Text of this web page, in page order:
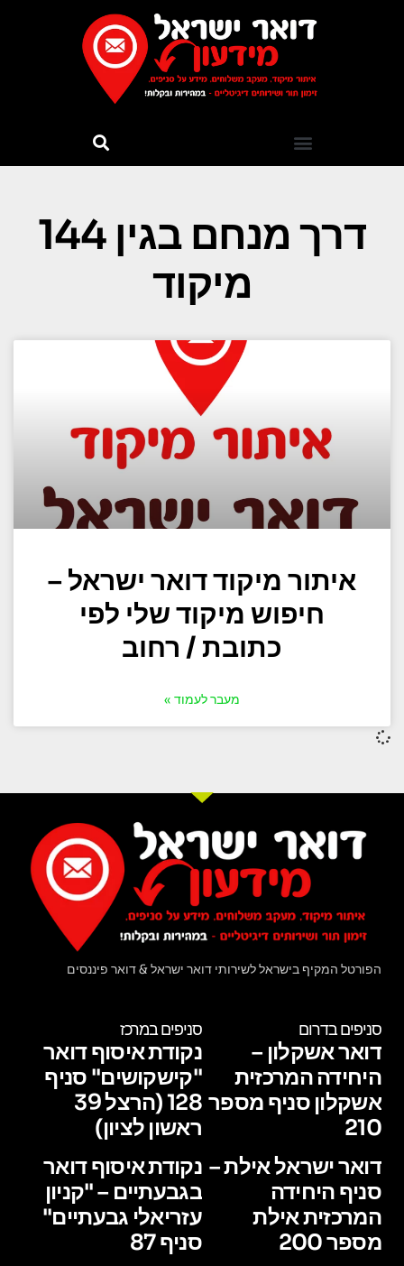
דרך מנחם בגין 144
מיקוד
איתור מיקוד דואר ישראל –
חיפוש מיקוד שלי לפי
כתובת / רחוב
מעבר לעמוד »
הפורטל המקיף בישראל לשירותי דואר ישראל & דואר פיננסים
סניפים בדרום
דואר אשקלון –
היחידה המרכזית
אשקלון סניף מספר
210
דואר ישראל אילת –
סניף היחידה
המרכזית אילת
מספר 200
סניפים במרכז
נקודת איסוף דואר
"קישקושים" סניף
128 (הרצל 39
ראשון לציון)
נקודת איסוף דואר
בגבעתיים – "קניון
עזריאלי גבעתיים"
סניף 87